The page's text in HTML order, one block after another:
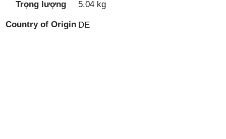
Trọng lượng 5.04 kg
Country of Origin DE